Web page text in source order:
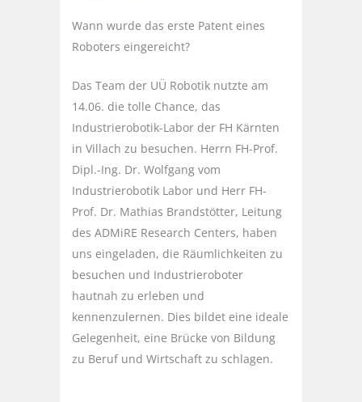
Wann wurde das erste Patent eines
Roboters eingereicht?
Das Team der UÜ Robotik nutzte am
14.06. die tolle Chance, das
Industrierobotik-Labor der FH Kärnten
in Villach zu besuchen. Herrn FH-Prof.
Dipl.-Ing. Dr. Wolfgang vom
Industrierobotik Labor und Herr FH-
Prof. Dr. Mathias Brandstötter, Leitung
des ADMiRE Research Centers, haben
uns eingeladen, die Räumlichkeiten zu
besuchen und Industrieroboter
hautnah zu erleben und
kennenzulernen. Dies bildet eine ideale
Gelegenheit, eine Brücke von Bildung
zu Beruf und Wirtschaft zu schlagen.